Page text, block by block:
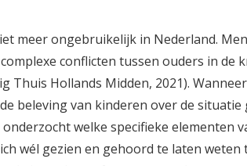
meer ongebruikelijk in Nederland.
conflicten tussen ouders in de
Thuis Hollands Midden, 2021).
beleving van kinderen over de
welke specifieke elementen
wél gezien en gehoord te laten